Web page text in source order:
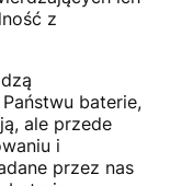
z
baterie,
ale przede
i
przez nas